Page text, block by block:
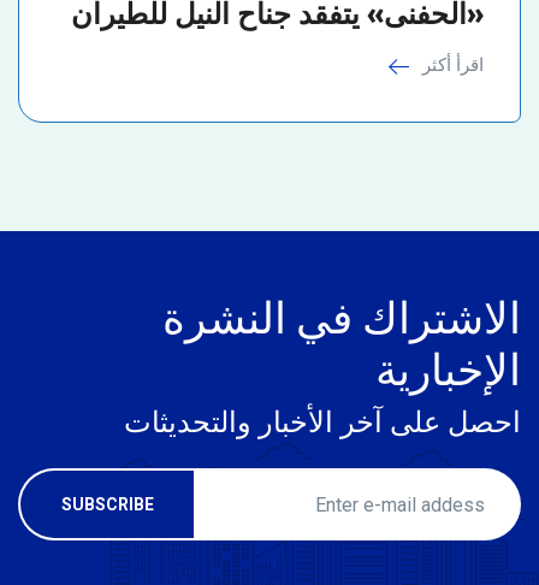
«الحفنى» يتفقد جناح النيل للطيران
اقرأ أكثر
الاشتراك في النشرة
الإخبارية
احصل على آخر الأخبار والتحديثات